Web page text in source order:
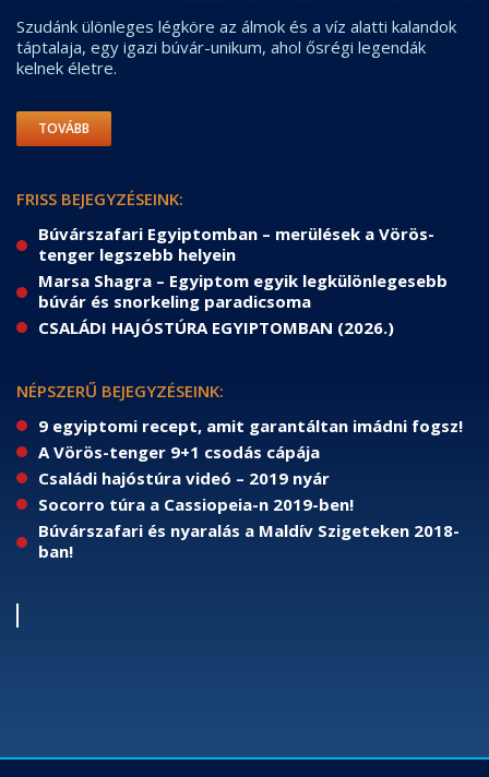
Szudánk ülönleges légköre az álmok és a víz alatti kalandok
táptalaja, egy igazi búvár-unikum, ahol ősrégi legendák
kelnek életre.
TOVÁBB
FRISS BEJEGYZÉSEINK:
Búvárszafari Egyiptomban – merülések a Vörös-
tenger legszebb helyein
Marsa Shagra – Egyiptom egyik legkülönlegesebb
búvár és snorkeling paradicsoma
CSALÁDI HAJÓSTÚRA EGYIPTOMBAN (2026.)
NÉPSZERŰ BEJEGYZÉSEINK:
9 egyiptomi recept, amit garantáltan imádni fogsz!
A Vörös-tenger 9+1 csodás cápája
Családi hajóstúra videó – 2019 nyár
Socorro túra a Cassiopeia-n 2019-ben!
Búvárszafari és nyaralás a Maldív Szigeteken 2018-
ban!